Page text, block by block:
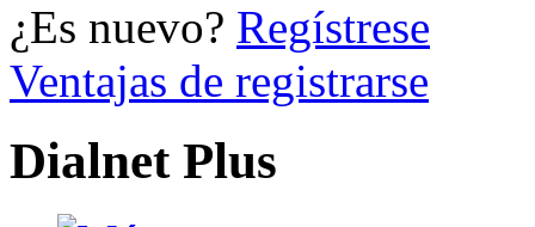
¿Es nuevo? Regístrese
Ventajas de registrarse
Dialnet Plus